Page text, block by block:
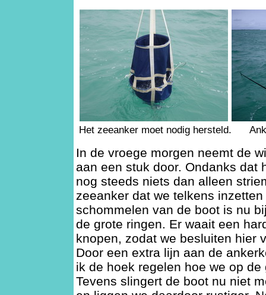
Het zeeanker moet nodig hersteld.
In de vroege morgen neemt de
aan een stuk door. Ondanks dat
nog steeds niets dan alleen
zeeanker dat we telkens
schommelen van de boot is nu
de grote ringen. Er waait een
knopen, zodat we besluiten hier
Door een extra lijn aan de
ik de hoek regelen hoe we op de
Tevens slingert de boot nu niet